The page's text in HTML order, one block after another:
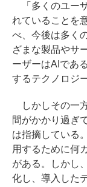
「多くのユー
れていることを
べ、今後は多く
ざまな製品やサ
ーザーはAIであ
するテクノロジ
しかしその一
間がかかり過ぎ
は指摘している
用するために何
がある。しかし
化し、導入した